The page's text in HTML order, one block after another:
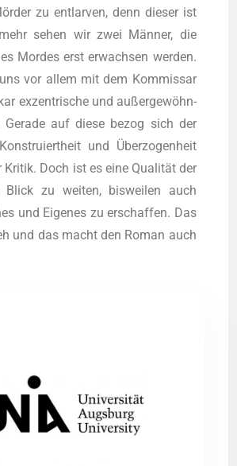
zu ent­lar­ven, denn die­ser ist
sehen wir zwei Män­ner, die
Mor­des erst erwach­sen wer­den.
vor allem mit dem Kom­mis­sar
exzen­tri­sche und außer­ge­wöhn­
Gera­de auf die­se bezog sich der
und Über­zo­gen­heit
Kri­tik. Doch ist es eine Qua­li­tät der
Blick zu wei­ten, bis­wei­len auch
und Eige­nes zu erschaf­fen. Das
und das macht den Roman auch